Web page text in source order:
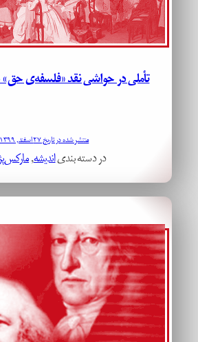
تأملی در حواشی نقد «فلسفه‌ی
منتشر شده در تاریخ ۲۷ اسفند, ۱۳۹۹
در دسته بندیاندیشه,